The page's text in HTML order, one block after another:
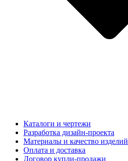
Каталоги и чертежи
Разработка дизайн-проекта
Материалы и качество изделий
Оплата и доставка
Договор купли-продажи